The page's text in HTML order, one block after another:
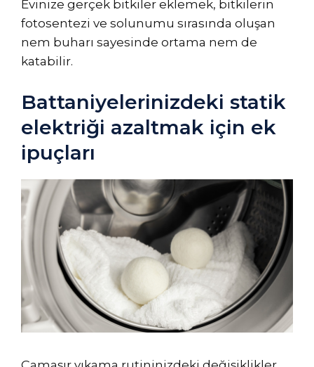
Evinize gerçek bitkiler eklemek, bitkilerin
fotosentezi ve solunumu sırasında oluşan
nem buharı sayesinde ortama nem de
katabilir.
Battaniyelerinizdeki statik
elektriği azaltmak için ek
ipuçları